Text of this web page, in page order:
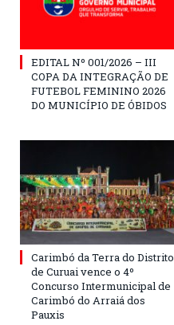
EDITAL Nº 001/2026 – III
COPA DA INTEGRAÇÃO DE
FUTEBOL FEMININO 2026
DO MUNICÍPIO DE ÓBIDOS
Carimbó da Terra do Distrito
de Curuai vence o 4º
Concurso Intermunicipal de
Carimbó do Arraiá dos
Pauxis